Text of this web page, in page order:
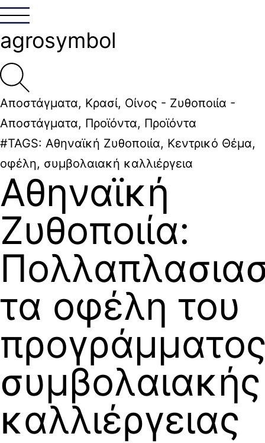
agrosymbol
Αποστάγματα, Κρασί, Οίνος - Ζυθοποιία -
Αποστάγματα, Προϊόντα, Προϊόντα
#TAGS: Αθηναϊκή Ζυθοποιία, Κεντρικό Θέμα,
οφέλη, συμβολαιακή καλλιέργεια
Αθηναϊκή
Ζυθοποιία:
τα οφέλη του
συμβολαιακής
καλλιέργειας